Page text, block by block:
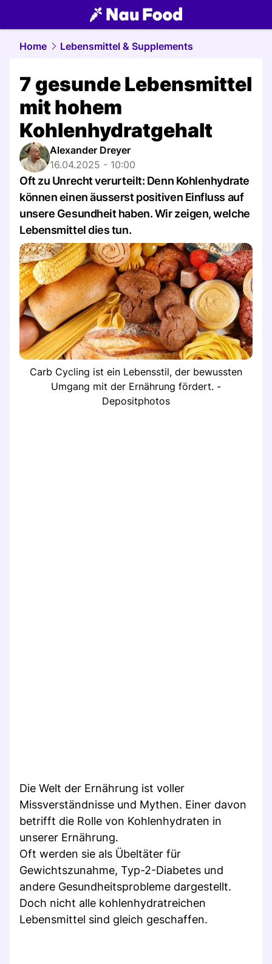
food.NAU.ch
Home Lebensmittel & Supplements
7 gesunde Lebensmittel
mit hohem
Kohlenhydratgehalt
Alexander Dreyer
16.04.2025 - 10:00
Oft zu Unrecht verurteilt: Denn Kohlenhydrate
können einen äusserst positiven Einfluss auf
unsere Gesundheit haben. Wir zeigen, welche
Lebensmittel dies tun.
Carb Cycling ist ein Lebensstil, der bewussten
Umgang mit der Ernährung fördert. -
Depositphotos
Die Welt der Ernährung ist voller
Missverständnisse und Mythen. Einer davon
betrifft die Rolle von Kohlenhydraten in
unserer Ernährung.
Oft werden sie als Übeltäter für
Gewichtszunahme, Typ-2-Diabetes und
andere Gesundheitsprobleme dargestellt.
Doch nicht alle kohlenhydratreichen
Lebensmittel sind gleich geschaffen.